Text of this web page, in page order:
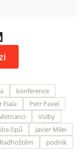
konference
Fiala
Petr Pavel
Volby
čipů
Javier Milei
podnik